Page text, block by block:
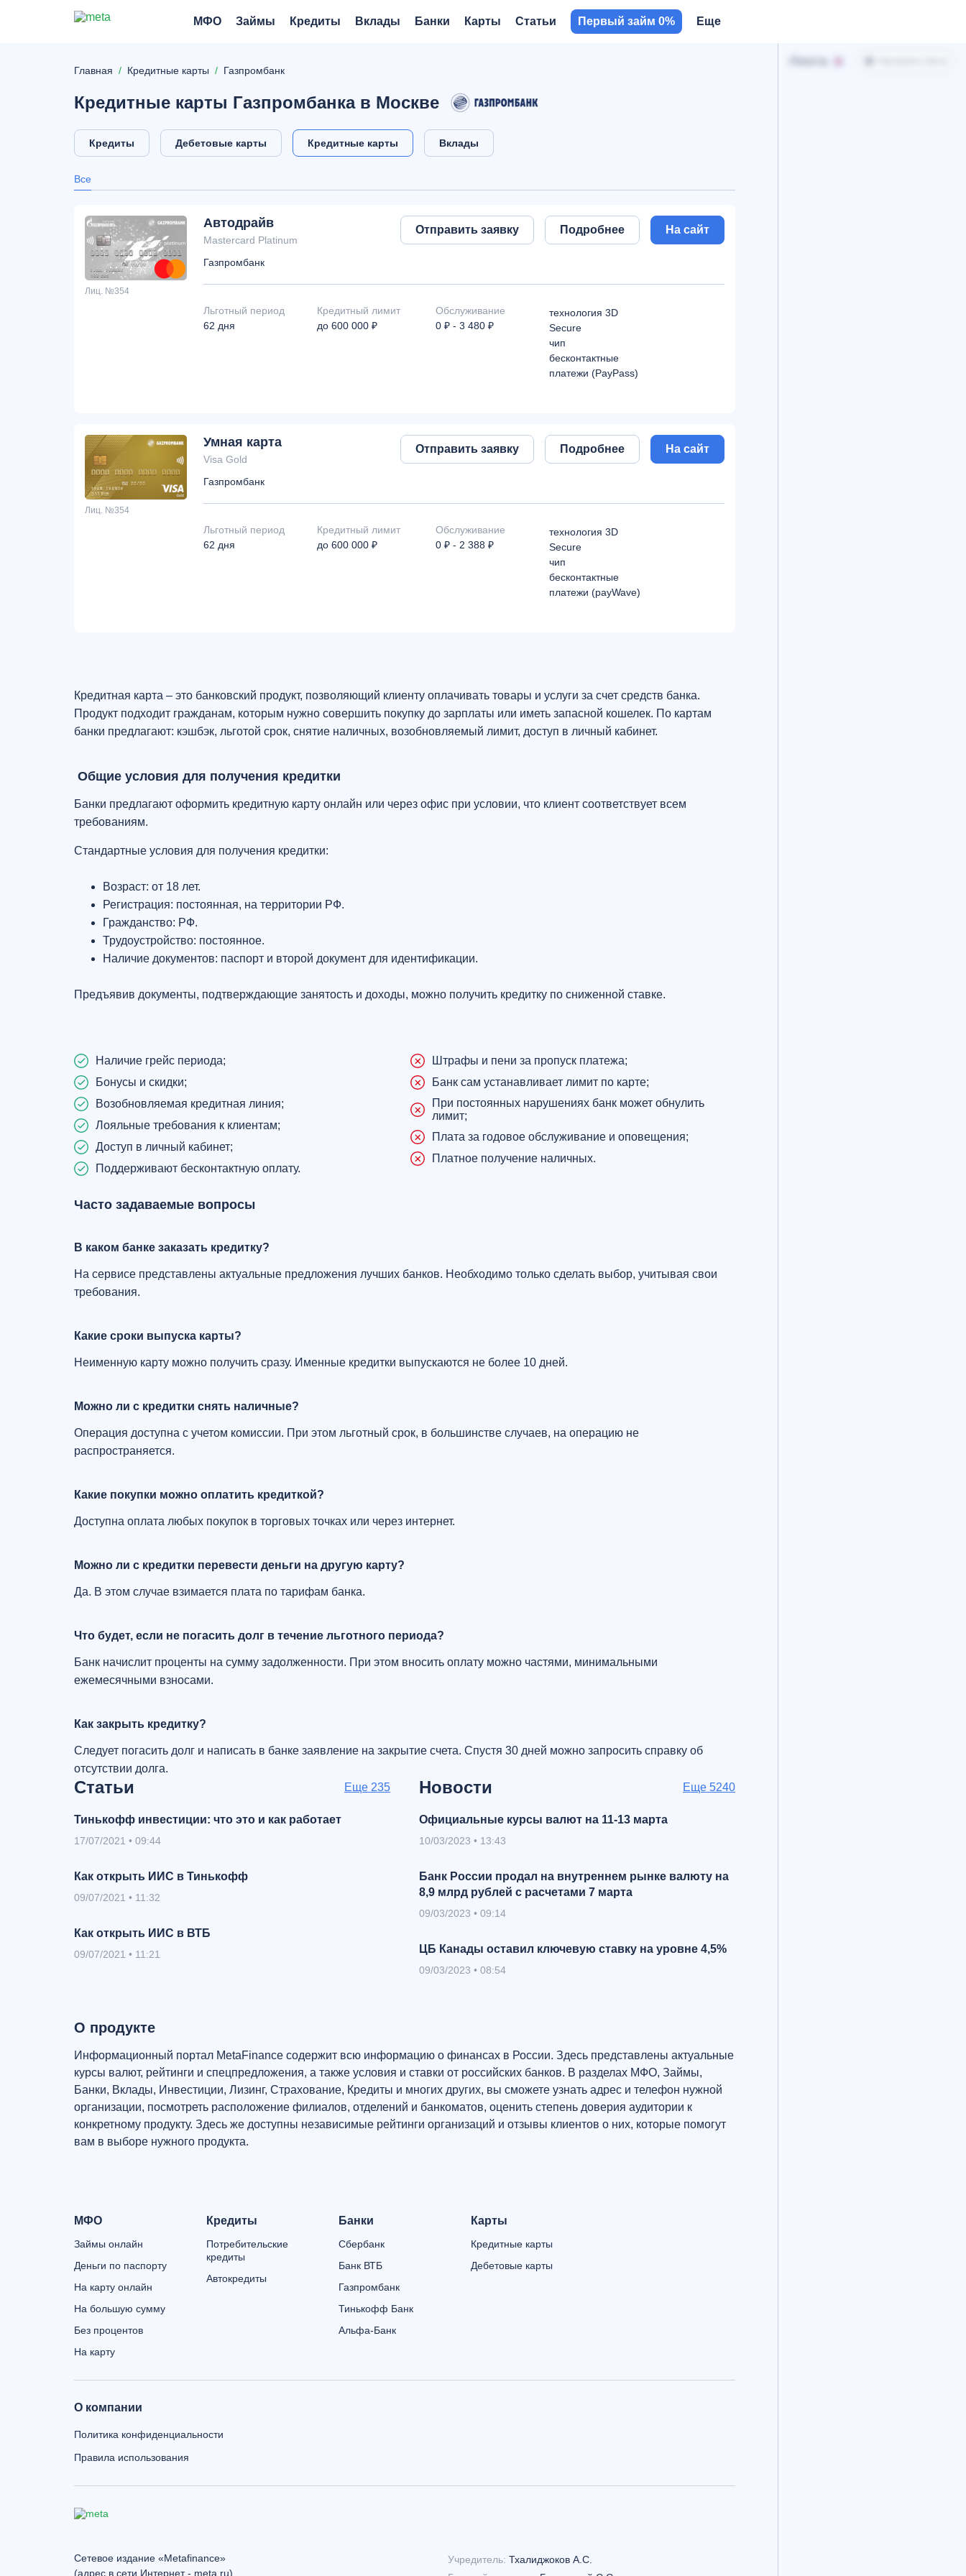
МФО Займы Кредиты Вклады Банки Карты Статьи Первый займ 0% Еще
Главная Кредитные карты Газпромбанк
Кредитные карты Газпромбанка в Москве
Кредиты Дебетовые карты Кредитные карты Вклады
Все
Лиц. №354
Автодрайв
Mastercard Platinum
Газпромбанк
Отправить заявку Подробнее На сайт
Льготный период
62 дня
Кредитный лимит
до 600 000 ₽
Обслуживание
0 ₽ - 3 480 ₽
технология 3D
Secure
чип
бесконтактные
платежи (PayPass)
Лиц. №354
Умная карта
Visa Gold
Газпромбанк
Отправить заявку Подробнее На сайт
Льготный период
62 дня
Кредитный лимит
до 600 000 ₽
Обслуживание
0 ₽ - 2 388 ₽
технология 3D
Secure
чип
бесконтактные
платежи (payWave)
Кредитная карта – это банковский продукт, позволяющий клиенту оплачивать товары и услуги за счет средств банка.
Продукт подходит гражданам, которым нужно совершить покупку до зарплаты или иметь запасной кошелек. По картам
банки предлагают: кэшбэк, льготой срок, снятие наличных, возобновляемый лимит, доступ в личный кабинет.
Общие условия для получения кредитки
Банки предлагают оформить кредитную карту онлайн или через офис при условии, что клиент соответствует всем
требованиям.
Стандартные условия для получения кредитки:
Возраст: от 18 лет.
Регистрация: постоянная, на территории РФ.
Гражданство: РФ.
Трудоустройство: постоянное.
Наличие документов: паспорт и второй документ для идентификации.
Предъявив документы, подтверждающие занятость и доходы, можно получить кредитку по сниженной ставке.
Наличие грейс периода;
Бонусы и скидки;
Возобновляемая кредитная линия;
Лояльные требования к клиентам;
Доступ в личный кабинет;
Поддерживают бесконтактную оплату.
Штрафы и пени за пропуск платежа;
Банк сам устанавливает лимит по карте;
При постоянных нарушениях банк может обнулить
лимит;
Плата за годовое обслуживание и оповещения;
Платное получение наличных.
Часто задаваемые вопросы
В каком банке заказать кредитку?
На сервисе представлены актуальные предложения лучших банков. Необходимо только сделать выбор, учитывая свои
требования.
Какие сроки выпуска карты?
Неименную карту можно получить сразу. Именные кредитки выпускаются не более 10 дней.
Можно ли с кредитки снять наличные?
Операция доступна с учетом комиссии. При этом льготный срок, в большинстве случаев, на операцию не
распространяется.
Какие покупки можно оплатить кредиткой?
Доступна оплата любых покупок в торговых точках или через интернет.
Можно ли с кредитки перевести деньги на другую карту?
Да. В этом случае взимается плата по тарифам банка.
Что будет, если не погасить долг в течение льготного периода?
Банк начислит проценты на сумму задолженности. При этом вносить оплату можно частями, минимальными
ежемесячными взносами.
Как закрыть кредитку?
Следует погасить долг и написать в банке заявление на закрытие счета. Спустя 30 дней можно запросить справку об
отсутствии долга.
Статьи Eще 235
Тинькофф инвестиции: что это и как работает
17/07/2021 • 09:44
Как открыть ИИС в Тинькофф
09/07/2021 • 11:32
Как открыть ИИС в ВТБ
09/07/2021 • 11:21
Новости Eще 5240
Oфициальные курсы валют на 11-13 марта
10/03/2023 • 13:43
Банк России продал на внутреннем рынке валюту на
8,9 млрд рублей с расчетами 7 марта
09/03/2023 • 09:14
ЦБ Канады оставил ключевую ставку на уровне 4,5%
09/03/2023 • 08:54
О продукте
Информационный портал MetaFinance содержит всю информацию о финансах в России. Здесь представлены актуальные
курсы валют, рейтинги и спецпредложения, а также условия и ставки от российских банков. В разделах МФО, Займы,
Банки, Вклады, Инвестиции, Лизинг, Страхование, Кредиты и многих других, вы сможете узнать адрес и телефон нужной
организации, посмотреть расположение филиалов, отделений и банкоматов, оценить степень доверия аудитории к
конкретному продукту. Здесь же доступны независимые рейтинги организаций и отзывы клиентов о них, которые помогут
вам в выборе нужного продукта.
МФО
Займы онлайн
Деньги по паспорту
На карту онлайн
На большую сумму
Без процентов
На карту
Кредиты
Потребительские
кредиты
Автокредиты
Банки
Сбербанк
Банк ВТБ
Газпромбанк
Тинькофф Банк
Альфа-Банк
Карты
Кредитные карты
Дебетовые карты
О компании
Политика конфиденциальности
Правила использования
Сетевое издание «Metafinance»
(адрес в сети Интернет - meta.ru)
Учредитель: Тхалиджоков А.С.
Лента